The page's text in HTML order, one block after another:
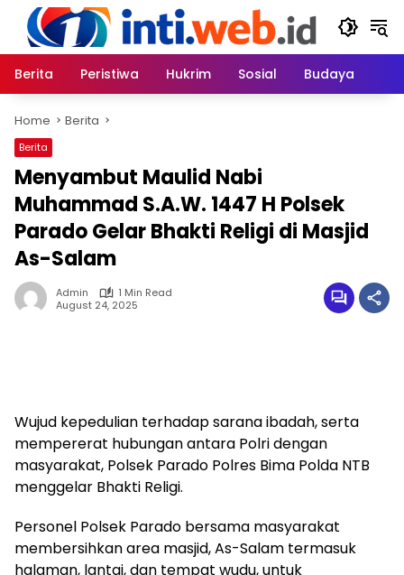
content
Berita
Peristiwa Hukrim Sosial Budaya
Home Berita
Berita
Menyambut Maulid Nabi
Muhammad S.A.W. 1447 H Polsek
Parado Gelar Bhakti Religi di Masjid
As-Salam
Admin
1 Min Read
August 24, 2025
Wujud kepedulian terhadap sarana ibadah, serta
mempererat hubungan antara Polri dengan
masyarakat, Polsek Parado Polres Bima Polda NTB
menggelar Bhakti Religi.
Personel Polsek Parado bersama masyarakat
membersihkan area masjid, As-Salam termasuk
halaman, lantai, dan tempat wudu, untuk